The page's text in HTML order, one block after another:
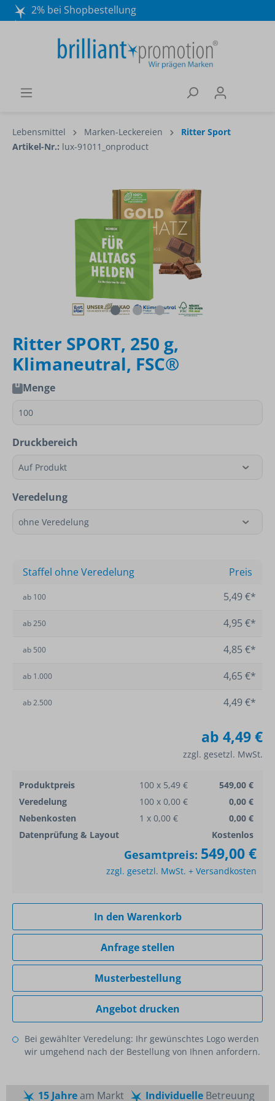
2% bei Shopbestellung
Wir beraten Sie gerne:
040 / 570 18 25 70
Lebensmittel Marken-Leckereien
Ritter Sport
Artikel-Nr.: lux-91011_onproduct
Ritter SPORT, 250 g,
Klimaneutral, FSC®
Menge
Druckbereich
Veredelung
Staffel ohne Veredelung Preis
ab 100 5,49 €*
ab250 4,95 €*
ab 500 4,85 €*
ab 1.000 4,65 €*
ab2.500 4,49 €*
ab 4,49 €
zzgl. gesetzl. MwSt.
Produktpreis 100 x 5,49 €
549,00 €
Veredelung
100 x 0,00 €
0,00 €
Nebenkosten
1 x 0,00 €
0,00 €
Datenprüfung & Layout
Kostenlos
Gesamtpreis: 549,00 €
zzgl. gesetzl. MwSt. + Versandkosten
In den Warenkorb
Anfrage stellen
Musterbestellung
Angebot drucken
Bei gewählter Veredelung: Ihr gewünschtes Logo werden
wir umgehend nach der Bestellung von Ihnen anfordern.
15 Jahream Markt IndividuelleBetreuung